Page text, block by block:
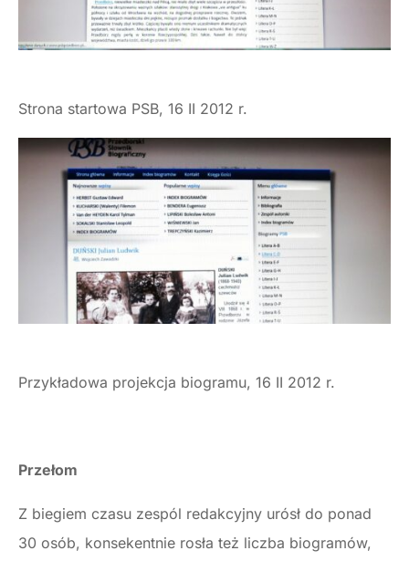
Strona startowa PSB, 16 II 2012 r.
Przykładowa projekcja biogramu, 16 II 2012 r.
Przełom
Z biegiem czasu zespól redakcyjny urósł do ponad
30 osób, konsekentnie rosła też liczba biogramów,